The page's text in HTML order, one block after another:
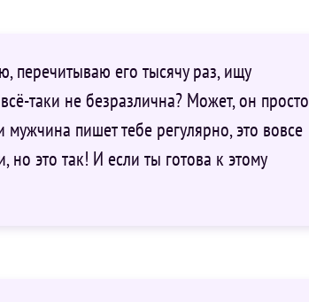
перечитываю его тысячу раз, ищу
таки не безразлична? Может, он просто
мужчина пишет тебе регулярно, это вовсе
но это так! И если ты готова к этому